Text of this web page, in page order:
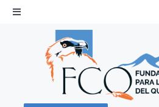
Saltar
Toggle
Navigation
QUEBRANTAHUESOS